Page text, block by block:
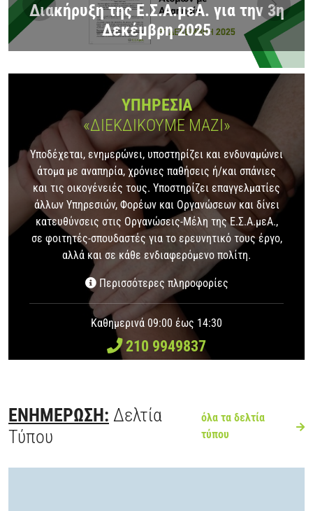
Διακήρυξη της Ε.Σ.Α.μεΑ. για την 3η
Δεκέμβρη 2025
Previous Next
ΥΠΗΡΕΣΙΑ
«ΔΙΕΚΔΙΚΟΥΜΕ ΜΑΖΙ»
Υποδέχεται, ενημερώνει, υποστηρίζει και ενδυναμώνει
άτομα με αναπηρία, χρόνιες παθήσεις ή/και σπάνιες
και τις οικογένειές τους. Υποστηρίζει επαγγελματίες
άλλων Υπηρεσιών, Φορέων και Οργανώσεων και δίνει
κατευθύνσεις στις Οργανώσεις-Μέλη της Ε.Σ.Α.μεΑ.,
σε φοιτητές-σπουδαστές για το ερευνητικό τους έργο,
αλλά και σε κάθε ενδιαφερόμενο πολίτη.
Περισσότερες πληροφορίες
Καθημερινά 09:00 έως 14:30
210 9949837
ΕΝΗΜΕΡΩΣΗ: Δελτία
Τύπου
όλα τα δελτία
τύπου